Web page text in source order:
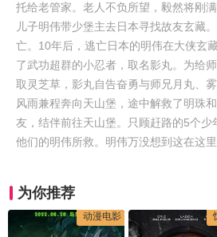
托给老管家。老人不负所望，毅然将刚
儿子明伟带少堡主去日本寻找故友玄藏
亡。10年后，逃亡日本的明伟在大侠玄
了武功超群的小忍者，取名影丸。为给
取灵芝草，影丸自告奋勇与师兄月丸、
风雨兼程奔向天山堡，途中解救了明珠
友，结伴前往天山堡。只顾赶路的5个
他们的明伟所救。明伟万没想到这在这里
为你推荐
动漫电影